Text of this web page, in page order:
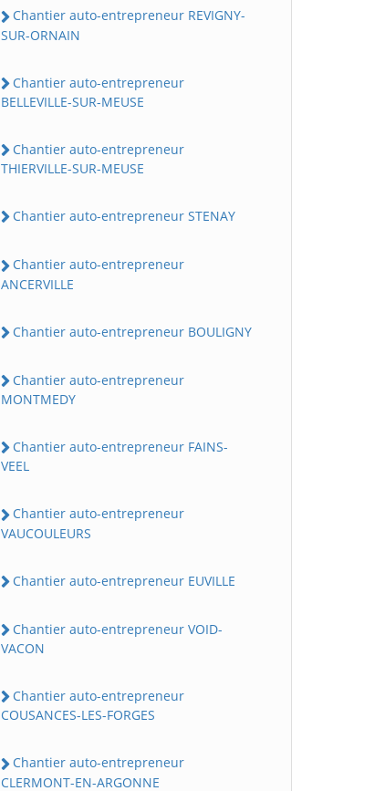
Chantier auto-entrepreneur REVIGNY-
SUR-ORNAIN
Chantier auto-entrepreneur
BELLEVILLE-SUR-MEUSE
Chantier auto-entrepreneur
THIERVILLE-SUR-MEUSE
Chantier auto-entrepreneur STENAY
Chantier auto-entrepreneur
ANCERVILLE
Chantier auto-entrepreneur BOULIGNY
Chantier auto-entrepreneur
MONTMEDY
Chantier auto-entrepreneur FAINS-
VEEL
Chantier auto-entrepreneur
VAUCOULEURS
Chantier auto-entrepreneur EUVILLE
Chantier auto-entrepreneur VOID-
VACON
Chantier auto-entrepreneur
COUSANCES-LES-FORGES
Chantier auto-entrepreneur
CLERMONT-EN-ARGONNE